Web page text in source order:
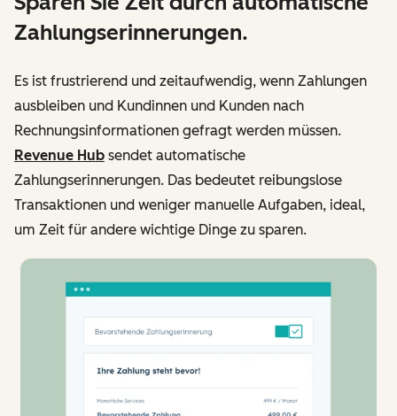
Zahlungserinnerungen.
Es ist frustrierend und zeitaufwendig, wenn Zahlungen
ausbleiben und Kundinnen und Kunden nach
Rechnungsinformationen gefragt werden müssen.
Revenue Hub sendet automatische
Zahlungserinnerungen. Das bedeutet reibungslose
Transaktionen und weniger manuelle Aufgaben, ideal,
um Zeit für andere wichtige Dinge zu sparen.